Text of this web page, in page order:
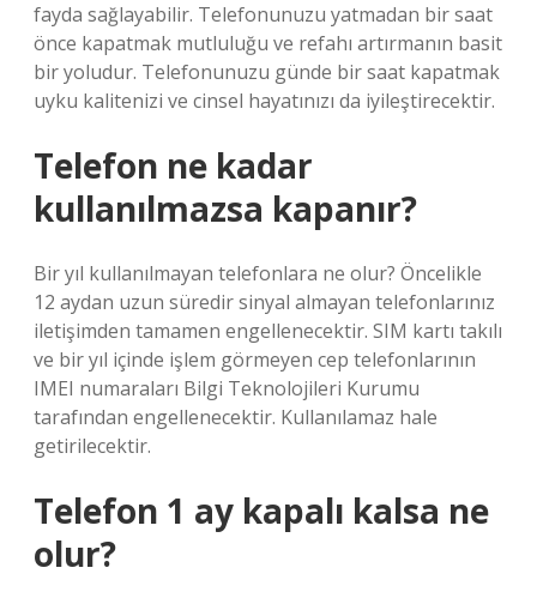
fayda sağlayabilir. Telefonunuzu yatmadan bir saat
önce kapatmak mutluluğu ve refahı artırmanın basit
bir yoludur. Telefonunuzu günde bir saat kapatmak
uyku kalitenizi ve cinsel hayatınızı da iyileştirecektir.
Telefon ne kadar
kullanılmazsa kapanır?
Bir yıl kullanılmayan telefonlara ne olur? Öncelikle
12 aydan uzun süredir sinyal almayan telefonlarınız
iletişimden tamamen engellenecektir. SIM kartı takılı
ve bir yıl içinde işlem görmeyen cep telefonlarının
IMEI numaraları Bilgi Teknolojileri Kurumu
tarafından engellenecektir. Kullanılamaz hale
getirilecektir.
Telefon 1 ay kapalı kalsa ne
olur?